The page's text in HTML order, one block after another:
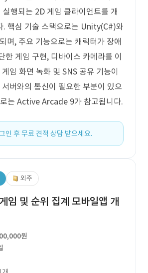
실행되는 2D 게임 클라이언트를 개
. 핵심 기술 스택으로는 Unity(C#)와
며, 주요 기능으로는 캐릭터가 장애
한 게임 구현, 디바이스 카메라를 이
임 화면 녹화 및 SNS 공유 기능이
버와의 통신이 필요한 부분이 있으
는 Active Arcade 9가 참고됩니다.
인 후 무료 견적 상담 받으세요.
외주
임 및 순위 집계 모바일앱 개
원